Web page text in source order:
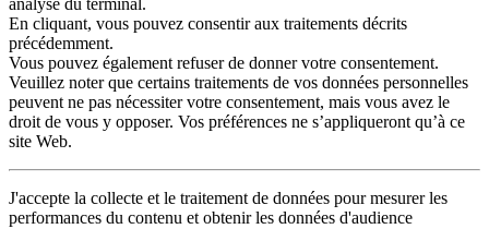
analyse du terminal.
En cliquant, vous pouvez consentir aux traitements décrits
précédemment.
Vous pouvez également refuser de donner votre consentement.
Veuillez noter que certains traitements de vos données personnelles
peuvent ne pas nécessiter votre consentement, mais vous avez le
droit de vous y opposer. Vos préférences ne s’appliqueront qu’à ce
site Web.
J'accepte la collecte et le traitement de données pour mesurer les
performances du contenu et obtenir les données d'audience